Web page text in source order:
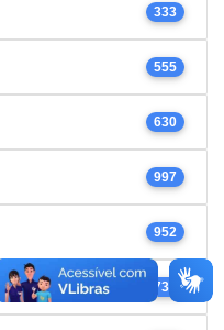
333
555
630
997
952
739